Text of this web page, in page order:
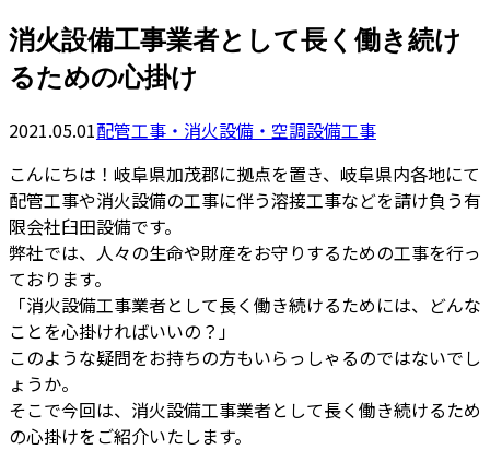
消火設備工事業者として長く働き続け
るための心掛け
2021.05.01配管工事・消火設備・空調設備工事
こんにちは！岐阜県加茂郡に拠点を置き、岐阜県内各地にて
配管工事や消火設備の工事に伴う溶接工事などを請け負う有
限会社臼田設備です。
弊社では、人々の生命や財産をお守りするための工事を行っ
ております。
「消火設備工事業者として長く働き続けるためには、どんな
ことを心掛ければいいの？」
このような疑問をお持ちの方もいらっしゃるのではないでし
ょうか。
そこで今回は、消火設備工事業者として長く働き続けるため
の心掛けをご紹介いたします。